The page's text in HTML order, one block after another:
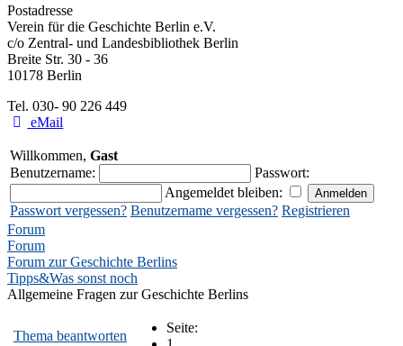
Postadresse
Verein für die Geschichte Berlin e.V.
c/o Zentral- und Landesbibliothek Berlin
Breite Str. 30 - 36
10178 Berlin
Tel. 030- 90 226 449
eMail
Willkommen, Gast
Benutzername:
Passwort:
Angemeldet bleiben:
Passwort vergessen? Benutzername vergessen? Registrieren
Forum
Forum
Forum zur Geschichte Berlins
Tipps&Was sonst noch
Allgemeine Fragen zur Geschichte Berlins
Thema beantworten
Seite: